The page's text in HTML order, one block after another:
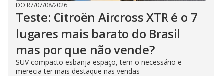
DO R7/07/08/2026
Teste: Citroën Aircross XTR é o 7
lugares mais barato do Brasil
mas por que não vende?
SUV compacto esbanja espaço, tem o necessário e
merecia ter mais destaque nas vendas